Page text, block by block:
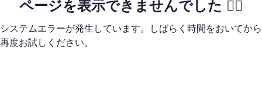
ページを表示できませんでした 🙇‍♂️
システムエラーが発生しています。しばらく時間をおいてから
再度お試しください。